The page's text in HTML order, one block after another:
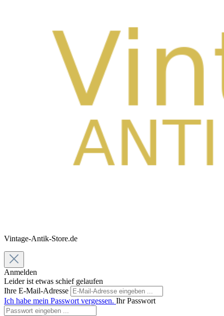
Vintage-Antik-Store.de
Anmelden
Leider ist etwas schief gelaufen
Ihre E-Mail-Adresse
Ich habe mein Passwort vergessen. Ihr Passwort